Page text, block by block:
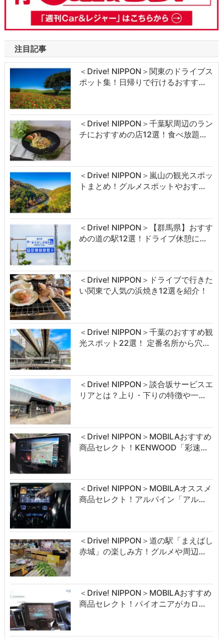
注目記事
＜Drive! NIPPON＞関東のドライブス
ポット集！日帰りで行けるおすす…
＜Drive! NIPPON＞千葉駅周辺のラン
チにおすすめの店12選！食べ放題…
＜Drive! NIPPON＞嵐山の観光スポッ
トまとめ！グルメスポットやおす…
＜Drive! NIPPON＞【群馬県】おすす
めの道の駅12選！ドライブ休憩に…
＜Drive! NIPPON＞ドライブで行きた
い関東で人気の浜焼き12選を紹介！
＜Drive! NIPPON＞千葉のおすすめ観
光スポット22選！ 定番名所から穴…
＜Drive! NIPPON＞談合坂サービスエ
リアとは？上り・下りの特徴や一…
＜Drive! NIPPON＞MOBILAおすすめ
商品セレクト！KENWOOD「彩速…
＜Drive! NIPPON＞MOBILAオススメ
商品セレクト！アルパイン「アル…
＜Drive! NIPPON＞道の駅「まえばし
赤城」の楽しみ方！グルメや周辺…
＜Drive! NIPPON＞MOBILAおすすめ
商品セレクト！パイオニアがカロ…